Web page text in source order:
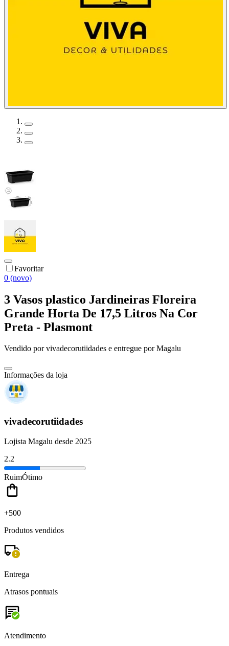
Favoritar
0 (novo)
3 Vasos plastico Jardineiras Floreira
Grande Horta De 17,5 Litros Na Cor
Preta - Plasmont
Vendido porvivadecorutiidades e entregue por Magalu
Informações da loja
vivadecorutiidades
Lojista Magalu desde 2025
2.2
RuimÓtimo
+500
Produtos vendidos
Entrega
Atrasos pontuais
Atendimento